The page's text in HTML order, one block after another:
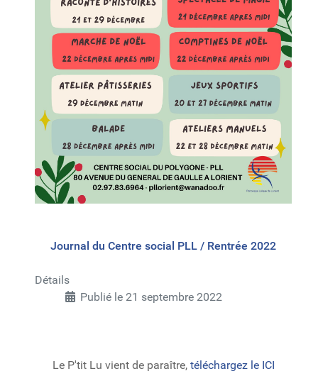
Journal du Centre social PLL / Rentrée 2022
Détails
Publié le 21 septembre 2022
Le P'tit Lu vient de paraître, téléchargez le ICI